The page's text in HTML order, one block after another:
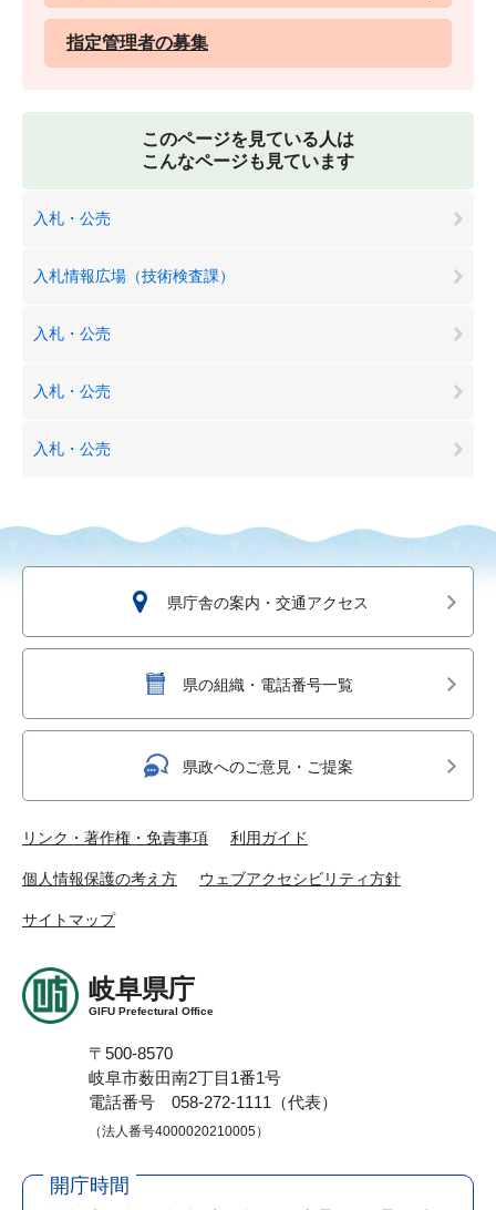
指定管理者の募集
このページを見ている人は
こんなページも見ています
入札・公売
入札情報広場（技術検査課）
入札・公売
入札・公売
入札・公売
県庁舎の案内・交通アクセス
県の組織・電話番号一覧
県政へのご意見・ご提案
リンク・著作権・免責事項 利用ガイド
個人情報保護の考え方 ウェブアクセシビリティ方針
サイトマップ
岐阜県庁
GIFU Prefectural Office
〒500-8570
岐阜市薮田南2丁目1番1号
電話番号 058-272-1111（代表）
（法人番号4000020210005）
開庁時間